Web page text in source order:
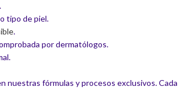
tipo de piel.
.
por dermatólogos.
nuestras fórmulas y procesos exclusivos. Cada